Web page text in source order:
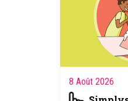
8 Août 2026